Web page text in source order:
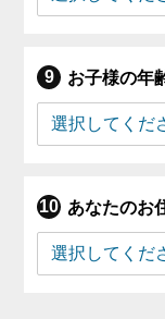
お子様の年
あなたのお